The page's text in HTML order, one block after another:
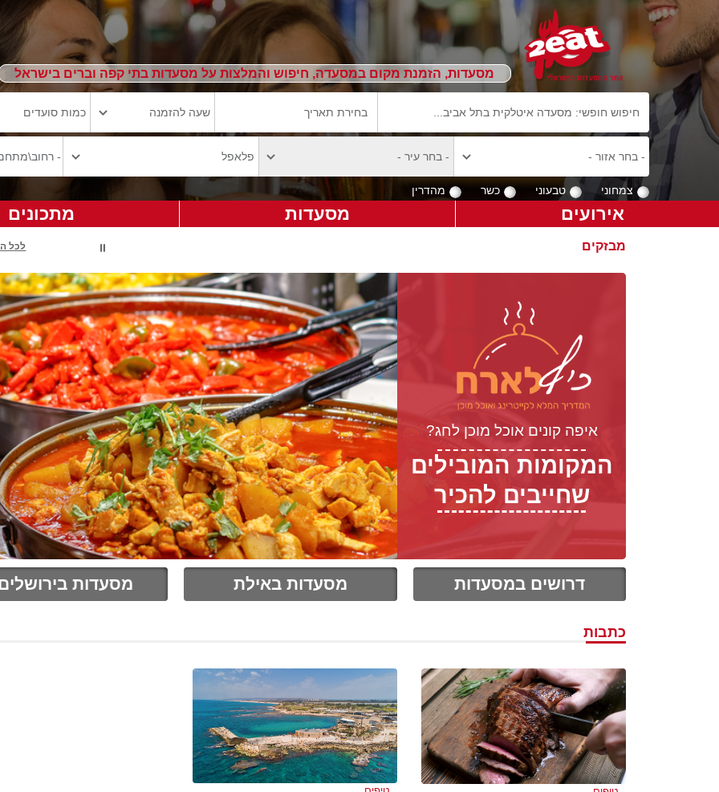
מסעדות, הזמנת מקום במסעדה, חיפוש והמלצות על מסעדות בתי קפה וברים בישראל
צמחוני טבעוני כשר מהדרין
אירועים מסעדות מתכונים
מבזקים לכל
איפה קונים אוכל מוכן לחג?
המקומות המובילים
שחייבים להכיר
דרושים במסעדות מסעדות באילת מסעדות
כתבות